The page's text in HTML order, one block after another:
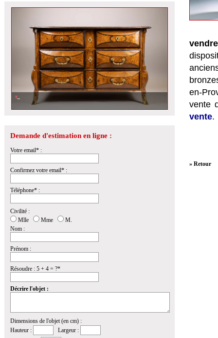
Demande d'estimation en ligne :
Votre email* :
Confirmez votre email* :
Téléphone* :
Civilité :
Mlle
Mme
M.
Nom :
Prénom :
Résoudre : 5 + 4 = ?*
Décrire l'objet :
Dimensions de l'objet (en cm) :
Hauteur :
Largeur :
en-
vente
vente.
» Retour